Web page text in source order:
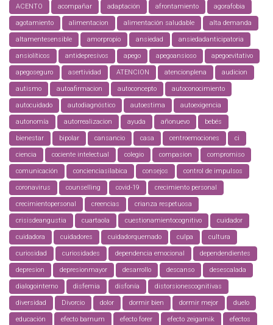
ACENTO acompañar adaptación afrontamiento agorafobia
agotamiento alimentacion alimentación saludable alta demanda
altamentesensible amorpropio ansiedad ansiedadanticipatoria
ansiolíticos antidepresivos apego apegoansioso apegoevitativo
apegoseguro asertividad ATENCION atencionplena audicion
autismo autoafirmacion autoconcepto autoconocimiento
autocuidado autodiagnóstico autoestima autoexigencia
autonomía autorrealizacion ayuda añonuevo bebés
bienestar bipolar cansancio casa centroemociones ci
ciencia cociente intelectual colegio compasion compromiso
comunicación concienciasilabica consejos control de impulsos
coronavirus counselling covid-19 crecimiento personal
crecimientopersonal creencias crianza respetuosa
crisisdeangustia cuartaola cuestionamientocognitivo cuidador
cuidadora cuidadores cuidadorquemado culpa cultura
curiosidad curiosidades dependencia emocional dependendientes
depresion depresionmayor desarrollo descanso desescalada
dialogointerno disfemia disfonía distorsionescognitivas
diversidad Divorcio dolor dormir bien dormir mejor duelo
educación efecto barnum efecto forer efecto zeigarnik efectos